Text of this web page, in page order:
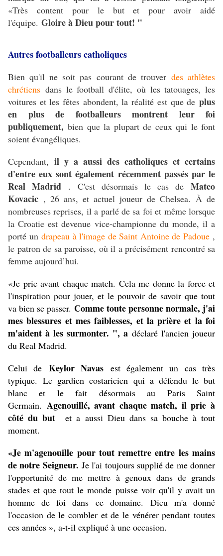
«Très content pour le but et pour avoir aidé
l'équipe. Gloire à Dieu pour tout! "
Autres footballeurs catholiques
Bien qu'il ne soit pas courant de trouver des athlètes
chrétiens dans le football d'élite, où les tatouages, les
voitures et les fêtes abondent, la réalité est que de plus
en plus de footballeurs montrent leur foi
publiquement, bien que la plupart de ceux qui le font
soient évangéliques.
Cependant, il y a aussi des catholiques et certains
d'entre eux sont également récemment passés par le
Real Madrid . C'est désormais le cas de Mateo
Kovacic , 26 ans, et actuel joueur de Chelsea. À de
nombreuses reprises, il a parlé de sa foi et même lorsque
la Croatie est devenue vice-championne du monde, il a
porté un drapeau à l'image de Saint Antoine de Padoue,
le patron de sa paroisse, où il a précisément rencontré sa
femme aujourd’hui.
«Je prie avant chaque match. Cela me donne la force et
l'inspiration pour jouer, et le pouvoir de savoir que tout
va bien se passer. Comme toute personne normale, j'ai
mes blessures et mes faiblesses, et la prière et la foi
m'aident à les surmonter. ", a déclaré l'ancien joueur
du Real Madrid.
Celui de Keylor Navas est également un cas très
typique.Le gardien costaricien qui a défendu le but
blanc et le fait désormais au Paris Saint
Germain. Agenouillé, avant chaque match, il prie à
côté du but et a aussi Dieu dans sa bouche à tout
moment.
«Je m'agenouille pour tout remettre entre les mains
de notre Seigneur. Je l'ai toujours supplié de me donner
l'opportunité de me mettre à genoux dans de grands
stades et que tout le monde puisse voir qu'il y avait un
homme de foi dans ce domaine. Dieu m'a donné
l'occasion de le combler et de le vénérer pendant toutes
ces années », a-t-il expliqué à une occasion.